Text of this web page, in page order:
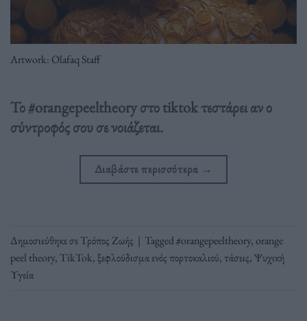
Artwork: Olafaq Staff
Το #orangepeeltheory στο tiktok τεστάρει αν ο
σύντροφός σου σε νοιάζεται.
Διαβάστε περισσότερα →
Δημοσιεύθηκε σεΤρόπος Ζωής | Tagged#orangepeeltheory,orange
peel theory, TikTok,ξεφλούδισμα ενός πορτοκαλιού,τάσεις,Ψυχική
Υγεία